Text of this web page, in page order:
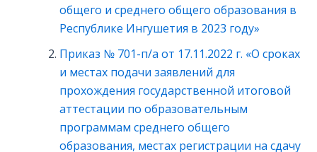
общего и среднего общего образования в
Республике Ингушетия в 2023 году»
Приказ № 701-п/а от 17.11.2022 г. «О сроках
и местах подачи заявлений для
прохождения государственной итоговой
аттестации по образовательным
программам среднего общего
образования, местах регистрации на сдачу